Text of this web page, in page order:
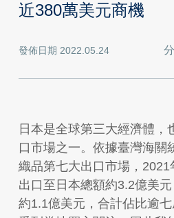
近380萬美元商機
發佈日期 2022.05.24
日本是全球第三大經濟體，
口市場之一。依據臺灣海關
織品第七大出口市場，
出口至日本總額約3.2億美
約1.1億美元，合計佔比逾